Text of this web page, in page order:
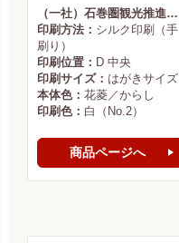
（一社）石巻圏観光推進機構様
印刷方法： シルク印刷（手
刷り）
印刷位置： D 中央
印刷サイズ： はがきサイズ
本体色： 花菱／からし
印刷色： 白（No.2）
商品ページへ